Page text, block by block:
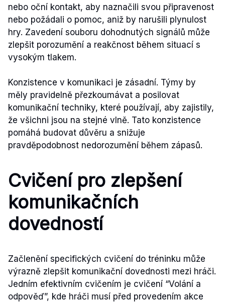
nebo oční kontakt, aby naznačili svou připravenost
nebo požádali o pomoc, aniž by narušili plynulost
hry. Zavedení souboru dohodnutých signálů může
zlepšit porozumění a reakčnost během situací s
vysokým tlakem.
Konzistence v komunikaci je zásadní. Týmy by
měly pravidelně přezkoumávat a posilovat
komunikační techniky, které používají, aby zajistily,
že všichni jsou na stejné vlně. Tato konzistence
pomáhá budovat důvěru a snižuje
pravděpodobnost nedorozumění během zápasů.
Cvičení pro zlepšení
komunikačních
dovedností
Začlenění specifických cvičení do tréninku může
výrazně zlepšit komunikační dovednosti mezi hráči.
Jedním efektivním cvičením je cvičení “Volání a
odpověď”, kde hráči musí před provedením akce